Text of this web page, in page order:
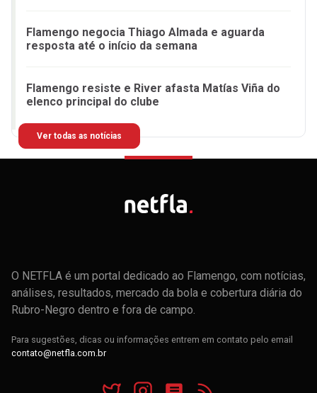
Flamengo negocia Thiago Almada e aguarda
resposta até o início da semana
Flamengo resiste e River afasta Matías Viña do
elenco principal do clube
Ver todas as notícias
O NETFLA é um portal dedicado ao Flamengo, com notícias,
análises, resultados, mercado da bola e cobertura diária do
Rubro-Negro dentro e fora de campo.
Para sugestões, dicas ou informações entrem em contato pelo email
contato@netfla.com.br